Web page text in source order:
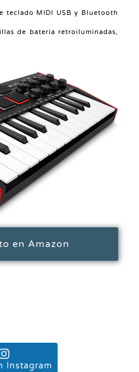
teclado MIDI USB y Bluetooth
de batería retroiluminadas,
en Amazon
Instagram